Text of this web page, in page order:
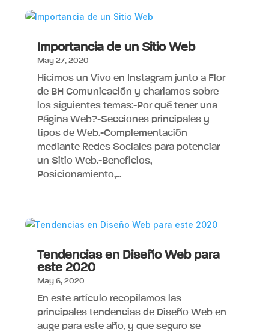
Importancia de un Sitio Web
May 27, 2020
Hicimos un Vivo en Instagram junto a Flor
de BH Comunicación y charlamos sobre
los siguientes temas:-Por qué tener una
Página Web?-Secciones principales y
tipos de Web.-Complementación
mediante Redes Sociales para potenciar
un Sitio Web.-Beneficios,
Posicionamiento,...
Tendencias en Diseño Web para
este 2020
May 6, 2020
En este artículo recopilamos las
principales tendencias de Diseño Web en
auge para este año, y que seguro se